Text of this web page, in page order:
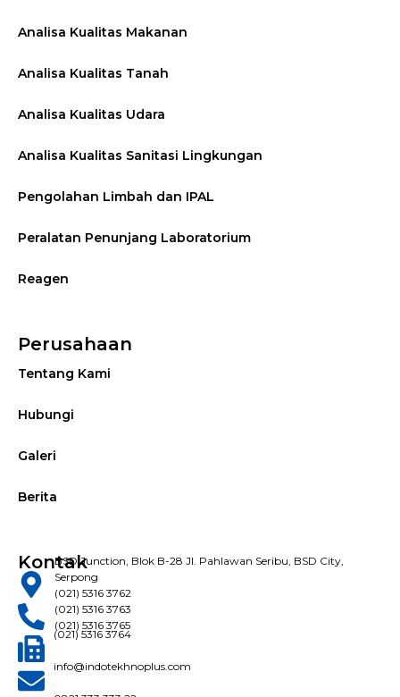
Analisa Kualitas Makanan
Analisa Kualitas Tanah
Analisa Kualitas Udara
Analisa Kualitas Sanitasi Lingkungan
Pengolahan Limbah dan IPAL
Peralatan Penunjang Laboratorium
Reagen
Perusahaan
Tentang Kami
Hubungi
Galeri
Berita
KontakBSD Junction, Blok B-28 Jl. Pahlawan Seribu, BSD City,
Serpong
(021) 5316 3762
(021) 5316 3763
(021) 5316 3765
(021) 5316 3764
info@indotekhnoplus.com